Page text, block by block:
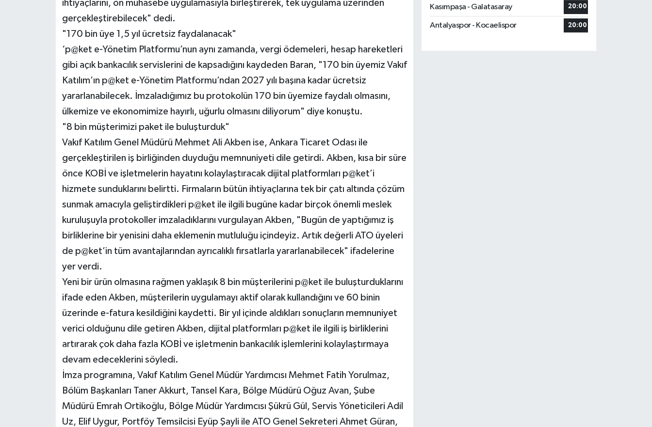
ihtiyaçlarını, ön muhasebe uygulamasıyla birleştirerek, tek uygulama üzerinden
gerçekleştirebilecek" dedi.
"170 bin üye 1,5 yıl ücretsiz faydalanacak"
‘p@ket e-Yönetim Platformu’nun aynı zamanda, vergi ödemeleri, hesap hareketleri
gibi açık bankacılık servislerini de kapsadığını kaydeden Baran, "170 bin üyemiz Vakıf
Katılım’ın p@ket e-Yönetim Platformu’ndan 2027 yılı başına kadar ücretsiz
yararlanabilecek. İmzaladığımız bu protokolün 170 bin üyemize faydalı olmasını,
ülkemize ve ekonomimize hayırlı, uğurlu olmasını diliyorum" diye konuştu.
"8 bin müşterimizi paket ile buluşturduk"
Vakıf Katılım Genel Müdürü Mehmet Ali Akben ise, Ankara Ticaret Odası ile
gerçekleştirilen iş birliğinden duyduğu memnuniyeti dile getirdi. Akben, kısa bir süre
önce KOBİ ve işletmelerin hayatını kolaylaştıracak dijital platformları p@ket’i
hizmete sunduklarını belirtti. Firmaların bütün ihtiyaçlarına tek bir çatı altında çözüm
sunmak amacıyla geliştirdikleri p@ket ile ilgili bugüne kadar birçok önemli meslek
kuruluşuyla protokoller imzaladıklarını vurgulayan Akben, "Bugün de yaptığımız iş
birliklerine bir yenisini daha eklemenin mutluluğu içindeyiz. Artık değerli ATO üyeleri
de p@ket’in tüm avantajlarından ayrıcalıklı fırsatlarla yararlanabilecek" ifadelerine
yer verdi.
Yeni bir ürün olmasına rağmen yaklaşık 8 bin müşterilerini p@ket ile buluşturduklarını
ifade eden Akben, müşterilerin uygulamayı aktif olarak kullandığını ve 60 binin
üzerinde e-fatura kesildiğini kaydetti. Bir yıl içinde aldıkları sonuçların memnuniyet
verici olduğunu dile getiren Akben, dijital platformları p@ket ile ilgili iş birliklerini
artırarak çok daha fazla KOBİ ve işletmenin bankacılık işlemlerini kolaylaştırmaya
devam edeceklerini söyledi.
İmza programına, Vakıf Katılım Genel Müdür Yardımcısı Mehmet Fatih Yorulmaz,
Bölüm Başkanları Taner Akkurt, Tansel Kara, Bölge Müdürü Oğuz Avan, Şube
Müdürü Emrah Ortikoğlu, Bölge Müdür Yardımcısı Şükrü Gül, Servis Yöneticileri Adil
Uz, Elif Uygur, Portföy Temsilcisi Eyüp Şayli ile ATO Genel Sekreteri Ahmet Güran,
Kasımpaşa - Galatasaray 20:00
Antalyaspor - Kocaelispor 20:00